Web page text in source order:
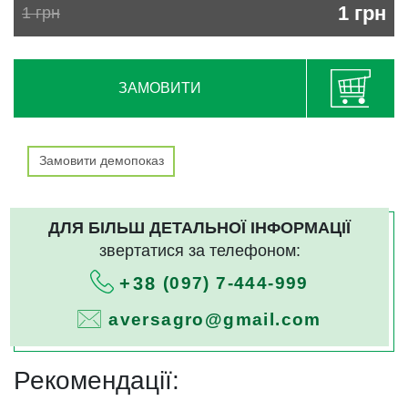
1грн 1 грн
ЗАМОВИТИ
Замовити демопоказ
ДЛЯ БІЛЬШ ДЕТАЛЬНОЇ ІНФОРМАЦІЇ
звертатися за телефоном:
+38 (097) 7-444-999
aversagro@gmail.com
Рекомендації: